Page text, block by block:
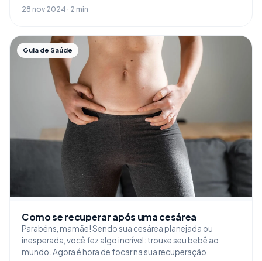
28 nov 2024 · 2 min
Guia de Saúde
Como se recuperar após uma cesárea
Parabéns, mamãe! Sendo sua cesárea planejada ou
inesperada, você fez algo incrível: trouxe seu bebê ao
mundo. Agora é hora de focar na sua recuperação.